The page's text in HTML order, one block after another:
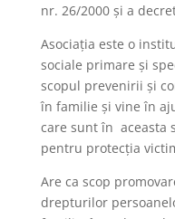
nr. 26/2000 şi a
Asociaţia este o
sociale primare şi
scopul prevenirii şi
în familie şi vine în
care sunt în aceasta
pentru protecţia
Are ca scop
drepturilor